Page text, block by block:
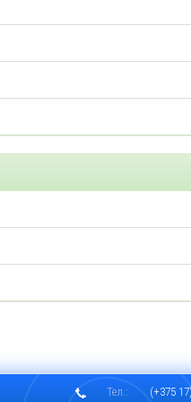
Тел.:
(+375